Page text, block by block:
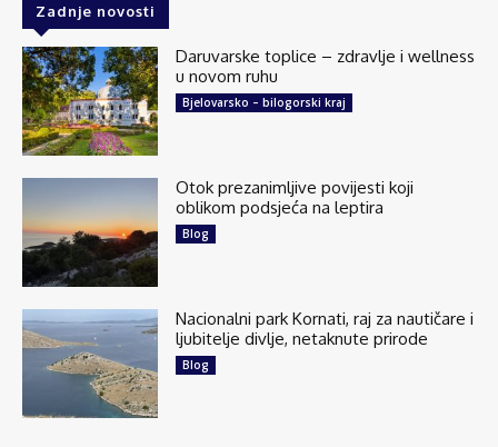
136 6 comments
Share
Explore Croatia
July 24 at 5:05am
Majerovo vrilo jedan je od tri velika izvora rijeke
Gacke, jedne od najčišćih rijeka u Europi.
Smješteno je u selu Sinac, svega desetak
kilometara od Otočca, u krajoliku koji...
25 1 comments
Zadnje novosti
Daruvarske toplice – zdravlje i wellness
u novom ruhu
Bjelovarsko – bilogorski kraj
Otok prezanimljive povijesti koji
oblikom podsjeća na leptira
Blog
Nacionalni park Kornati, raj za nautičare i
ljubitelje divlje, netaknute prirode
Blog